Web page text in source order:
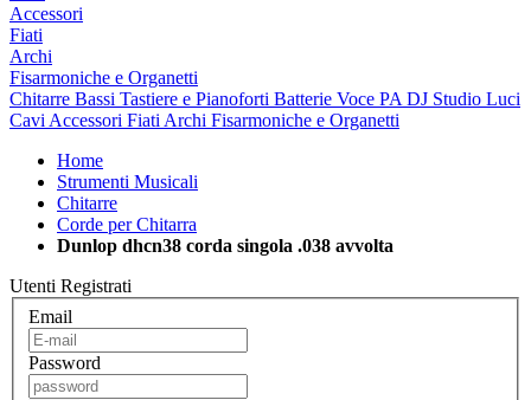
Accessori
Fiati
Archi
Fisarmoniche e Organetti
Chitarre Bassi Tastiere e Pianoforti Batterie Voce PA DJ Studio Luci
Cavi Accessori Fiati Archi Fisarmoniche e Organetti
Home
Strumenti Musicali
Chitarre
Corde per Chitarra
Dunlop dhcn38 corda singola .038 avvolta
Utenti Registrati
Email
Password